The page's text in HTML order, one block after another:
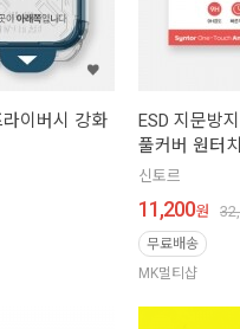
이버시 강화
ESD 지문방
풀커버 원터
신토르
11,200원
무료배송
MK멀티샵